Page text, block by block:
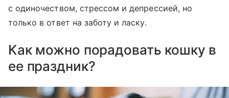
с одиночеством, стрессом и депрессией, но
только в ответ на заботу и ласку.
Как можно порадовать кошку в
ее праздник?